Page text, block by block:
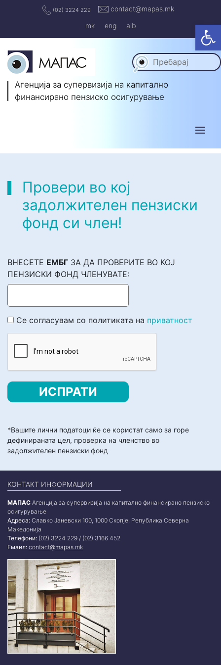
(02) 3224 229
contact@mapas.mk
mk
eng alb
Агенција за супервизија на капитално
финансирано пензиско осигурување
Провери во кој
задолжителен пензиски
фонд си член!
ВНЕСЕТЕ ЕМБГ ЗА ДА ПРОВЕРИТЕ ВО КОЈ
ПЕНЗИСКИ ФОНД ЧЛЕНУВАТЕ:
Се согласувам со политиката на приватност
*Вашите лични податоци ќе се користат само за горе
дефинираната цел, проверка на членство во
задолжителен пензиски фонд
КОНТАКТ ИНФОРМАЦИИ
МАПАС Агенција за супервизија на капитално финансирано пензиско
осигурување
Адреса: Славко Јаневски 100, 1000 Скопје, Република Северна
Македонија
Телефони: (02) 3224 229 / (02) 3166 452
Емаил: contact@mapas.mk